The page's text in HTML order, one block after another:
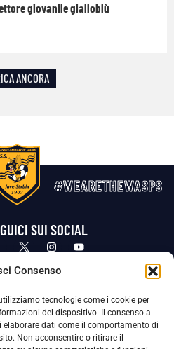
Consenso
tecnologie come i cookie per
del dispositivo. Il consenso a
elaborare dati come il comportamento di
Non acconsentire o ritirare il
giovanile gialloblù
ANCORA
#WEARETHEWASPS
SUI SOCIAL
Cookie Policy
Dati Personali (DPO), figura specializzata che vigila sulle modalità
per tutelare i Suoi dati personali.
il DPO può scrivere a